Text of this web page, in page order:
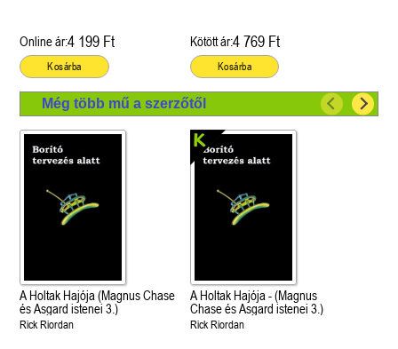
Online ár:4 199 Ft
Kosárba
Kötött ár:4 769 Ft
Kosárba
Még több mű a szerzőtől
A Holtak Hajója (Magnus Chase
és Asgard istenei 3.)
Rick Riordan
A Holtak Hajója - (Magnus
Chase és Asgard istenei 3.)
Rick Riordan